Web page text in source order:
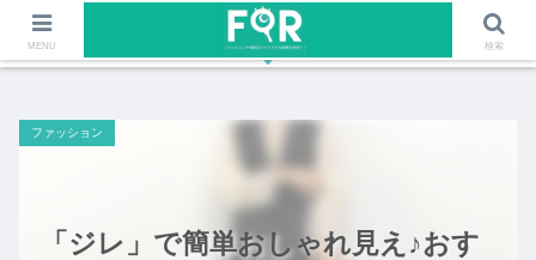
ファッションや福岡のワクワクする情報を発信！！
「ジレ」で簡単おしゃれ見え♪おす
ファッション
MENU 検索